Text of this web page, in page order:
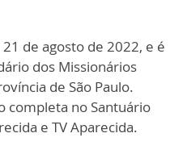
de agosto de 2022, e é
dos Missionários
de São Paulo.
completa no Santuário
e TV Aparecida.